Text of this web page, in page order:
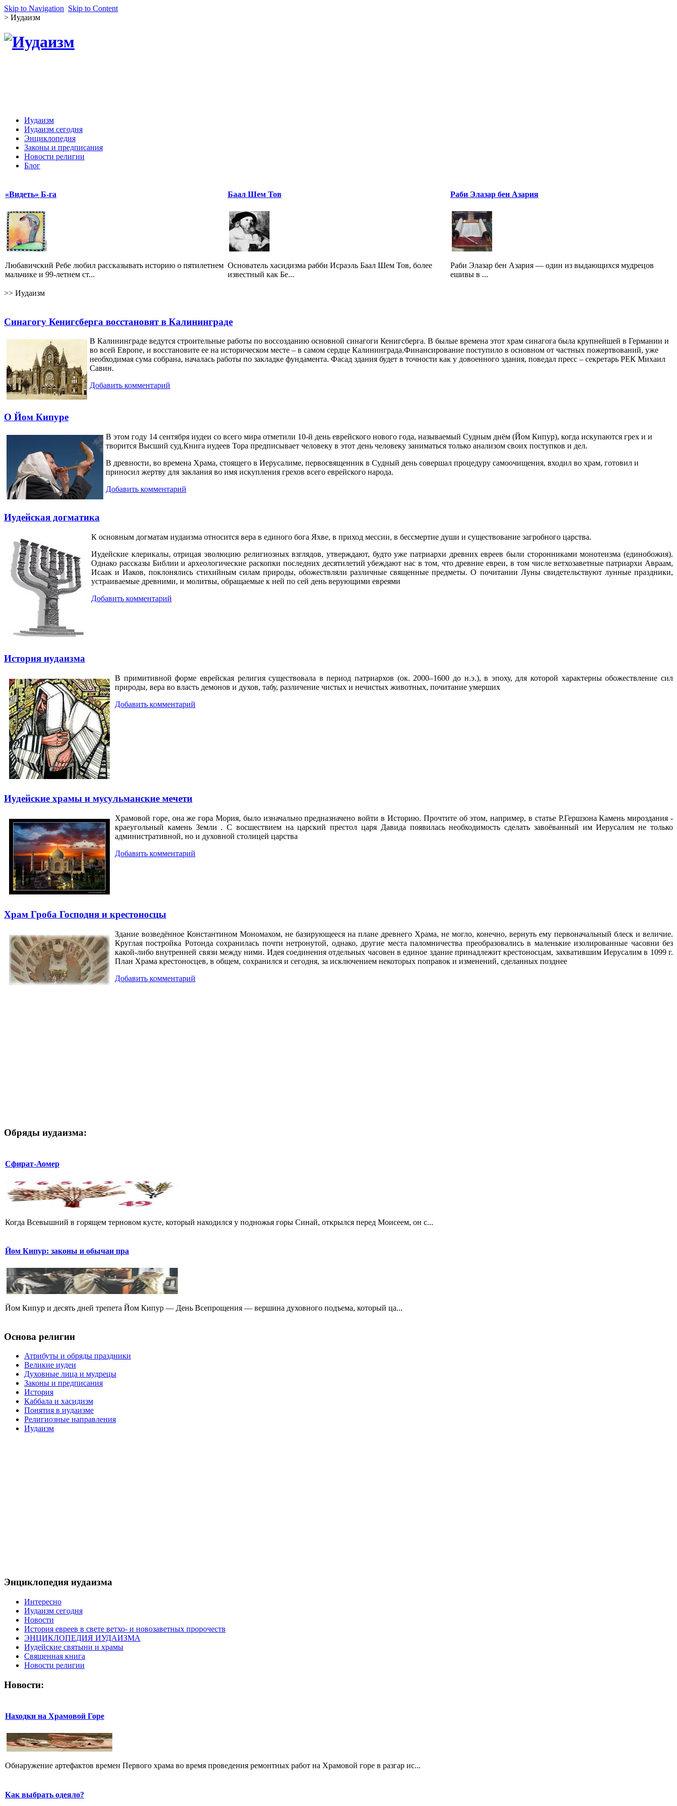
Skip to Navigation Skip to Content
> Иудаизм
Иудаизм
Иудаизм сегодня
Энциклопедия
Законы и предписания
Новости религии
Блог
«Видеть» Б-га
Любавичский Ребе любил рассказывать историю о пятилетнем
мальчике и 99-летнем ст...
Баал Шем Тов
Основатель хасидизма рабби Исраэль Баал Шем Тов, более
известный как Бе...
Раби Элазар бен Азария
Раби Элазар бен Азария — один из выдающихся мудрецов
ешивы в ...
>> Иудаизм
Синагогу Кенигсберга восстановят в Калининграде
В Калининграде ведутся строительные работы по воссозданию основной синагоги Кенигсберга. В былые времена этот храм синагога была крупнейшей в Германии и
во всей Европе, и восстановите ее на историческом месте – в самом сердце Калининграда.Финансирование поступило в основном от частных пожертвований, уже
необходимая сума собрана, началась работы по закладке фундамента. Фасад здания будет в точности как у довоенного здания, поведал пресс – секретарь РЕК Михаил
Савин.
Добавить комментарий
О Йом Кипуре
В этом году 14 сентября иудеи со всего мира отметили 10-й день еврейского нового года, называемый Судным днём (Йом Кипур), когда искупаются грех и и
творится Высший суд.Книга иудеев Тора предписывает человеку в этот день человеку заниматься только анализом своих поступков и дел.
В древности, во времена Храма, стоящего в Иерусалиме, первосвященник в Судный день совершал процедуру самоочищения, входил во храм, готовил и
приносил жертву для заклания во имя искупления грехов всего еврейского народа.
Добавить комментарий
Иудейская догматика
К основным догматам иудаизма относится вера в единого бога Яхве, в приход мессии, в бессмертие души и существование загробного царства.
Иудейские клерикалы, отрицая эволюцию религиозных взглядов, утверждают, будто уже патриархи древних евреев были сторонниками монотеизма (единобожия).
Однако рассказы Библии и археологические раскопки последних десятилетий убеждают нас в том, что древние евреи, в том числе ветхозаветные патриархи Авраам,
Исаак и Иаков, поклонялись стихийным силам природы, обожествляли различные священные предметы. О почитании Луны свидетельствуют лунные праздники,
устраиваемые древними, и молитвы, обращаемые к ней по сей день верующими евреями
Добавить комментарий
История иудаизма
В примитивной форме еврейская религия существовала в период патриархов (ок. 2000–1600 до н.э.), в эпоху, для которой характерны обожествление сил
природы, вера во власть демонов и духов, табу, различение чистых и нечистых животных, почитание умерших
Добавить комментарий
Иудейские храмы и мусульманские мечети
Храмовой горе, она же гора Мория, было изначально предназначено войти в Историю. Прочтите об этом, например, в статье Р.Гершзона Камень мироздания -
краеугольный камень Земли . С восшествием на царский престол царя Давида появилась необходимость сделать завоёванный им Иерусалим не только
административной, но и духовной столицей царства
Добавить комментарий
Храм Гроба Господня и крестоносцы
Здание возведённое Константином Мономахом, не базирующееся на плане древнего Храма, не могло, конечно, вернуть ему первоначальный блеск и величие.
Круглая постройка Ротонда сохранилась почти нетронутой, однако, другие места паломничества преобразовались в маленькие изолированные часовни без
какой-либо внутренней связи между ними. Идея соединения отдельных часовен в единое здание принадлежит крестоносцам, захватившим Иерусалим в 1099 г.
План Храма крестоносцев, в общем, сохранился и сегодня, за исключением некоторых поправок и изменений, сделанных позднее
Добавить комментарий
Обряды иудаизма:
Сфират-Аомер
Когда Всевышний в горящем терновом кусте, который находился у подножья горы Синай, открылся перед Моисеем, он с...
Йом Кипур: законы и обычаи пра
Йом Кипур и десять дней трепета Йом Кипур — День Всепрощения — вершина духовного подъема, который ца...
Основа религии
Атрибуты и обряды праздники
Великие иудеи
Духовные лица и мудрецы
Законы и предписания
История
Каббала и хасидизм
Понятия в иудаизме
Религиозные направления
Иудаизм
Энциклопедия иудаизма
Интересно
Иудаизм сегодня
Новости
История евреев в свете ветхо- и новозаветных пророчеств
ЭНЦИКЛОПЕДИЯ ИУДАИЗМА
Иудейские святыни и храмы
Священная книга
Новости религии
Новости:
Находки на Храмовой Горе
Обнаружение артефактов времен Первого храма во время проведения ремонтных работ на Храмовой горе в разгар ис...
Как выбрать одеяло?